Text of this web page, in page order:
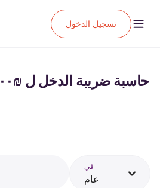
تسجيل الدخول
في
عام